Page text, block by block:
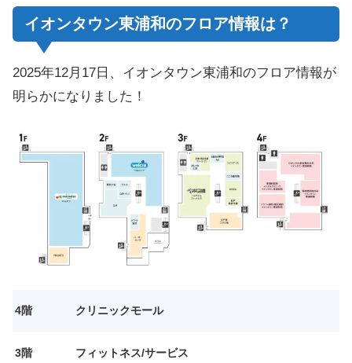
イオンタウン東浦和のフロア情報は？
2025年12月17日、イオンタウン東浦和のフロア情報が
明らかになりました！
4階 クリニックモール
3階 フィットネス/サービス